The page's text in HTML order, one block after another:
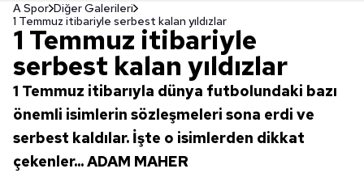
A Spor Diğer Galerileri
1 Temmuz itibariyle serbest kalan yıldızlar
1 Temmuz itibariyle
serbest kalan yıldızlar
1 Temmuz itibarıyla dünya futbolundaki bazı
önemli isimlerin sözleşmeleri sona erdi ve
serbest kaldılar. İşte o isimlerden dikkat
çekenler... ADAM MAHER